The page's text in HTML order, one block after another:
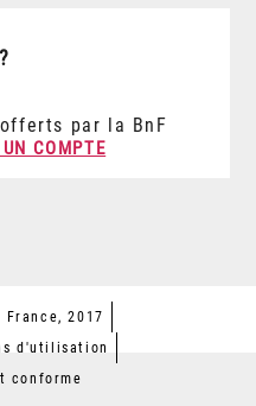
par la BnF
UN COMPTE
2017
d'utilisation
conforme